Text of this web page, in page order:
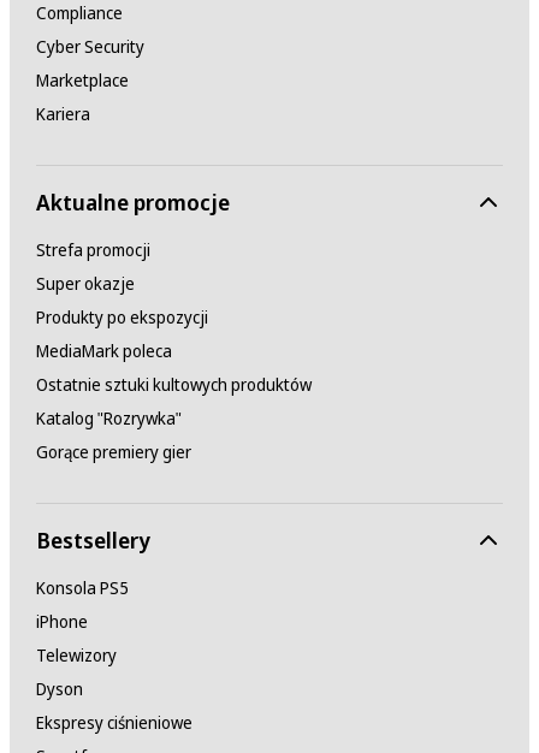
Compliance
Cyber Security
Marketplace
Kariera
Aktualne promocje
Strefa promocji
Super okazje
Produkty po ekspozycji
MediaMark poleca
Ostatnie sztuki kultowych produktów
Katalog "Rozrywka"
Gorące premiery gier
Bestsellery
Konsola PS5
iPhone
Telewizory
Dyson
Ekspresy ciśnieniowe